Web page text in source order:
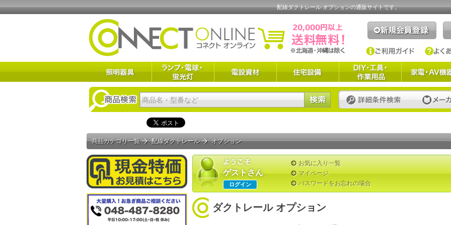
配線ダクトレール オプションの通販サイトです。
ゲストさん
お気に入り一覧
マイページ
ログイン パスワードをお忘れの場合
商品カテゴリ一覧 配線ダクトレール オプション
ダクトレール オプション